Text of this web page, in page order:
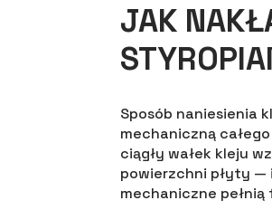
JAK
Sposób naniesienia
mechaniczną
ciągły wałek kleju
powierzchni płyty —
mechaniczne